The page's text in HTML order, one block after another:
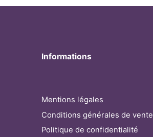
Informations
Mentions légales
Conditions générales de vente
Politique de confidentialité